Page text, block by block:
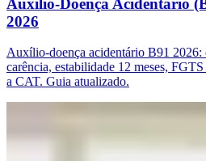
2026
Auxílio-doença acidentário B91 2026:
carência, estabilidade 12 meses,
a CAT. Guia atualizado.